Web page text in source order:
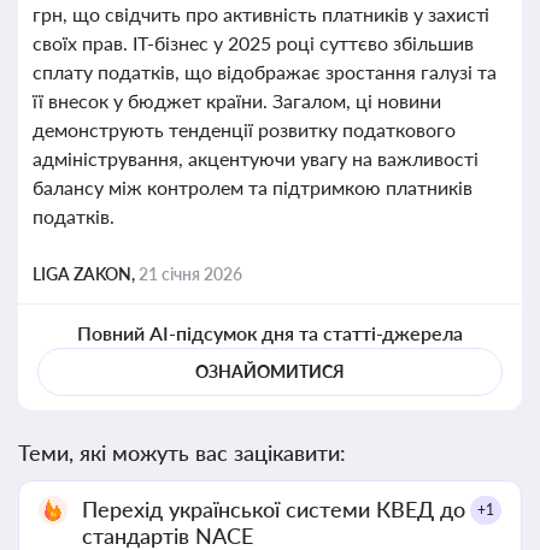
грн, що свідчить про активність платників у захисті
своїх прав. ІТ-бізнес у 2025 році суттєво збільшив
сплату податків, що відображає зростання галузі та
її внесок у бюджет країни. Загалом, ці новини
демонструють тенденції розвитку податкового
адміністрування, акцентуючи увагу на важливості
балансу між контролем та підтримкою платників
податків.
LIGA ZAKON, 21 січня 2026
Повний AI-підсумок дня та статті-джерела
ОЗНАЙОМИТИСЯ
Теми, які можуть вас зацікавити:
Перехід української системи КВЕД до
стандартів NACE
+1